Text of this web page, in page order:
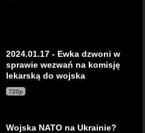
2024.01.17 - Ewka dzwoni w
sprawie wezwań na komisję
lekarską do wojska
720p
Wojska NATO na Ukrainie?